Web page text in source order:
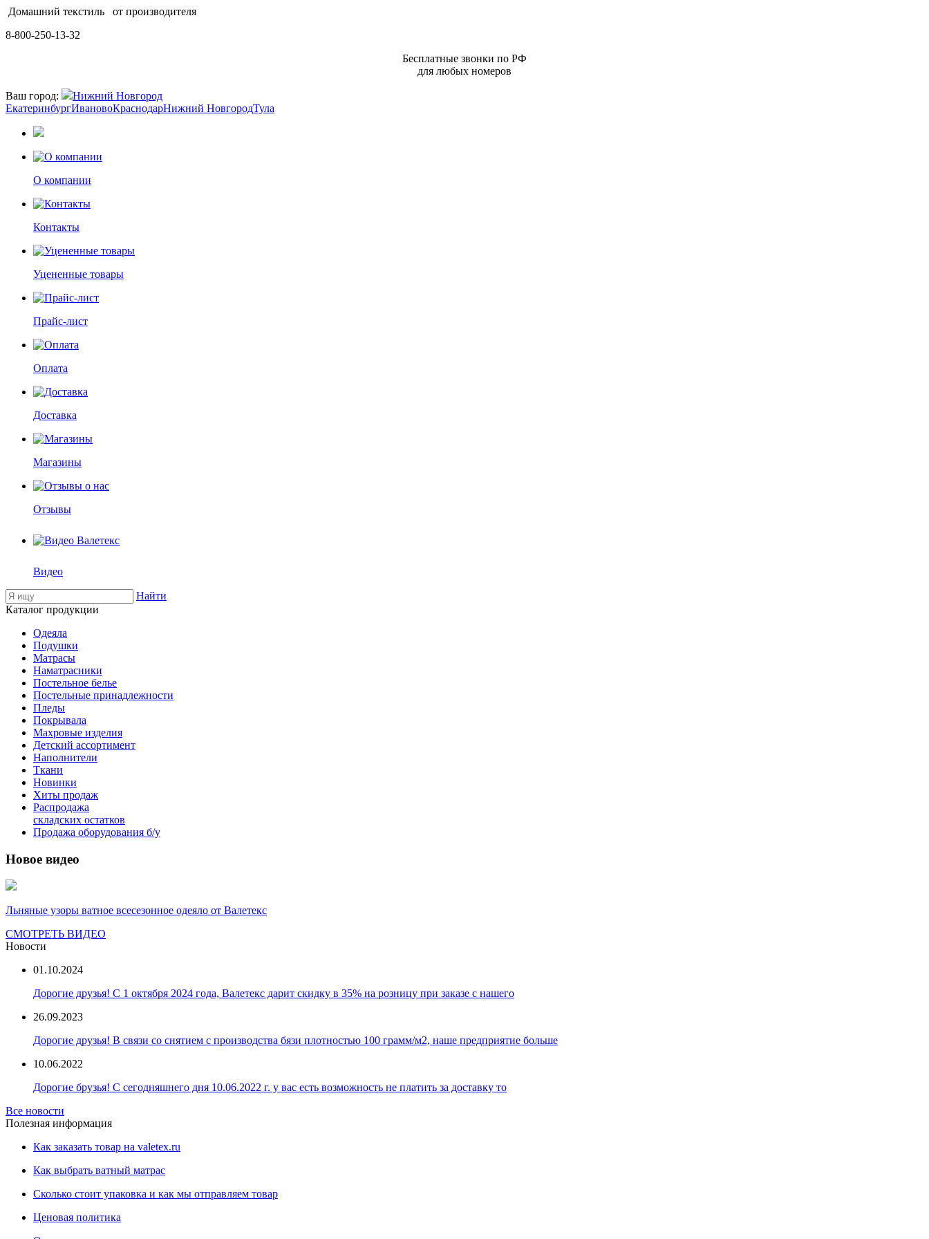
Домашний текстиль от производителя
8-800-250-13-32
Бесплатные звонки по РФ
для любых номеров
Ваш город:
Нижний Новгород
ЕкатеринбургИвановоКраснодарНижний НовгородТула
О компании
Контакты
Уцененные товары
Прайс-лист
Оплата
Доставка
Магазины
Отзывы
Видео
Найти
Каталог продукции
Одеяла
Подушки
Матрасы
Наматрасники
Постельное белье
Постельные принадлежности
Пледы
Покрывала
Махровые изделия
Детский ассортимент
Наполнители
Ткани
Новинки
Хиты продаж
Распродажа
складских остатков
Продажа оборудования б/у
Новое видео
Льняные узоры ватное всесезонное одеяло от Валетекс
СМОТРЕТЬ ВИДЕО
Новости
01.10.2024
Дорогие друзья! С 1 октября 2024 года, Валетекс дарит скидку в 35% на розницу при заказе с нашего
26.09.2023
Дорогие друзья! В связи со снятием с производства бязи плотностью 100 грамм/м2, наше предприятие больше
10.06.2022
Дорогие брузья! С сегодняшнего дня 10.06.2022 г. у вас есть возможность не платить за доставку то
Все новости
Полезная информация
Как заказать товар на valetex.ru
Как выбрать ватный матрас
Сколько стоит упаковка и как мы отправляем товар
Ценовая политика